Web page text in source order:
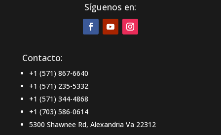
Síguenos en:
Contacto:
+1 (571) 867-6640
+1 (571) 235-5332
+1 (571) 344-4868
+1 (703) 586-0614
5300 Shawnee Rd, Alexandria Va 22312